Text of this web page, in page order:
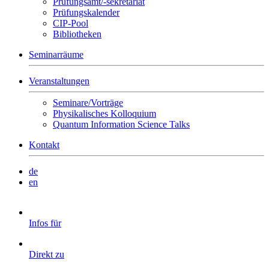
Prüfungskalender
CIP-Pool
Bibliotheken
Seminarräume
Veranstaltungen
Seminare/Vorträge
Physikalisches Kolloquium
Quantum Information Science Talks
Kontakt
de
en
Infos für
Direkt zu